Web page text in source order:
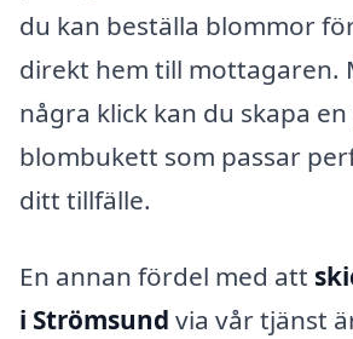
du kan beställa blommor
direkt hem till mottagaren.
några klick kan du skapa
blombukett som passar
ditt tillfälle.
En annan fördel med att
i Strömsund via vår tjänst